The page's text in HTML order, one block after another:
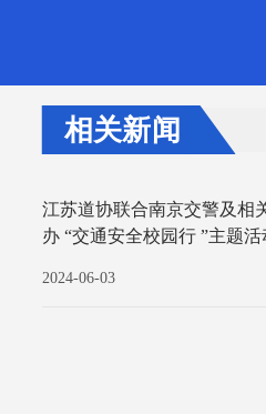
相关新闻
江苏道协联合南京交警及相
办 “交通安全校园行 ”主题活
2024-06-03